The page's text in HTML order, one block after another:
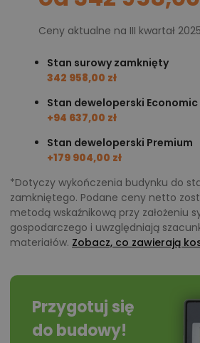
Ceny aktualne na III kwartał
Stan surowy zamknięty
342 958,00 zł
Stan deweloperski Economic
+94 637,00 zł
Stan deweloperski Premium
+179 904,00 zł
*Dotyczy wykończenia budynku do
zamkniętego. Podane ceny netto
metodą wskaźnikową przy założeniu
gospodarczego i uwzględniają
materiałów. Zobacz, co zawierają
Przygotuj się
do budowy!